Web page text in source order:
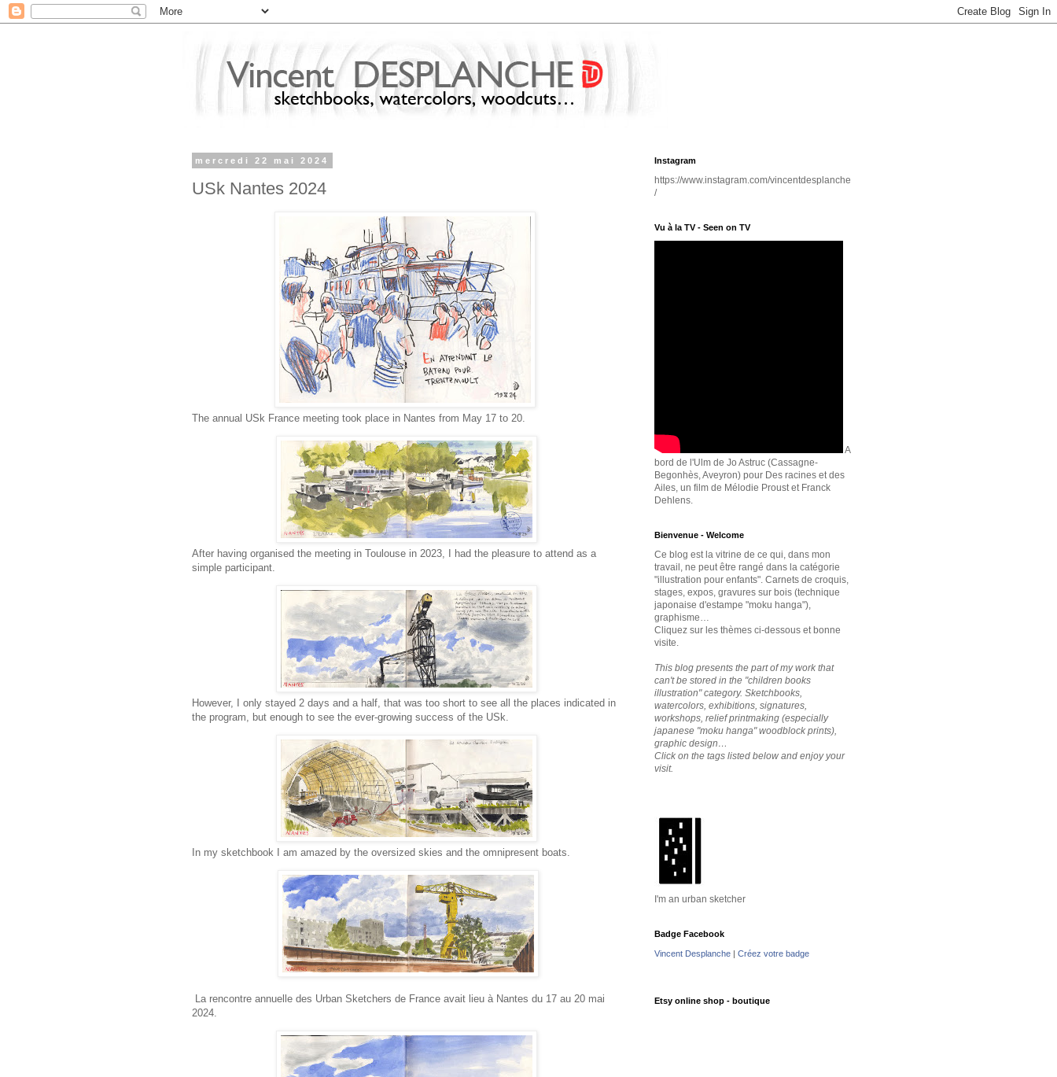
mercredi 22 mai 2024
USk Nantes 2024
The annual USk France meeting took place in Nantes from May 17 to 20.
After having organised the meeting in Toulouse in 2023, I had the pleasure to attend as a
simple participant.
However, I only stayed 2 days and a half, that was too short to see all the places indicated in
the program, but enough to see the ever-growing success of the USk.
In my sketchbook I am amazed by the oversized skies and the omnipresent boats.
La rencontre annuelle des Urban Sketchers de France avait lieu à Nantes du 17 au 20 mai
2024.
Instagram
https://www.instagram.com/vincentdesplanche
/
Vu à la TV - Seen on TV
A
bord de l'Ulm de Jo Astruc (Cassagne-
Begonhès, Aveyron) pour Des racines et des
Ailes, un film de Mélodie Proust et Franck
Dehlens.
Bienvenue - Welcome
Ce blog est la vitrine de ce qui, dans mon
travail, ne peut être rangé dans la catégorie
"illustration pour enfants". Carnets de croquis,
stages, expos, gravures sur bois (technique
japonaise d'estampe "moku hanga"),
graphisme…
Cliquez sur les thèmes ci-dessous et bonne
visite.
This blog presents the part of my work that
can't be stored in the "children books
illustration" category. Sketchbooks,
watercolors, exhibitions, signatures,
workshops, relief printmaking (especially
japanese "moku hanga" woodblock prints),
graphic design…
Click on the tags listed below and enjoy your
visit.
I'm an urban sketcher
Badge Facebook
Vincent Desplanche | Créez votre badge
Etsy online shop - boutique